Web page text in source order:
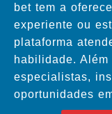
bet tem a
experiente ou
plataforma
habilidade.
especialistas,
oportunidades